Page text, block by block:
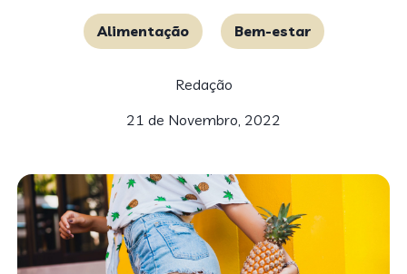
Alimentação Bem-estar
Redação
21 de Novembro, 2022